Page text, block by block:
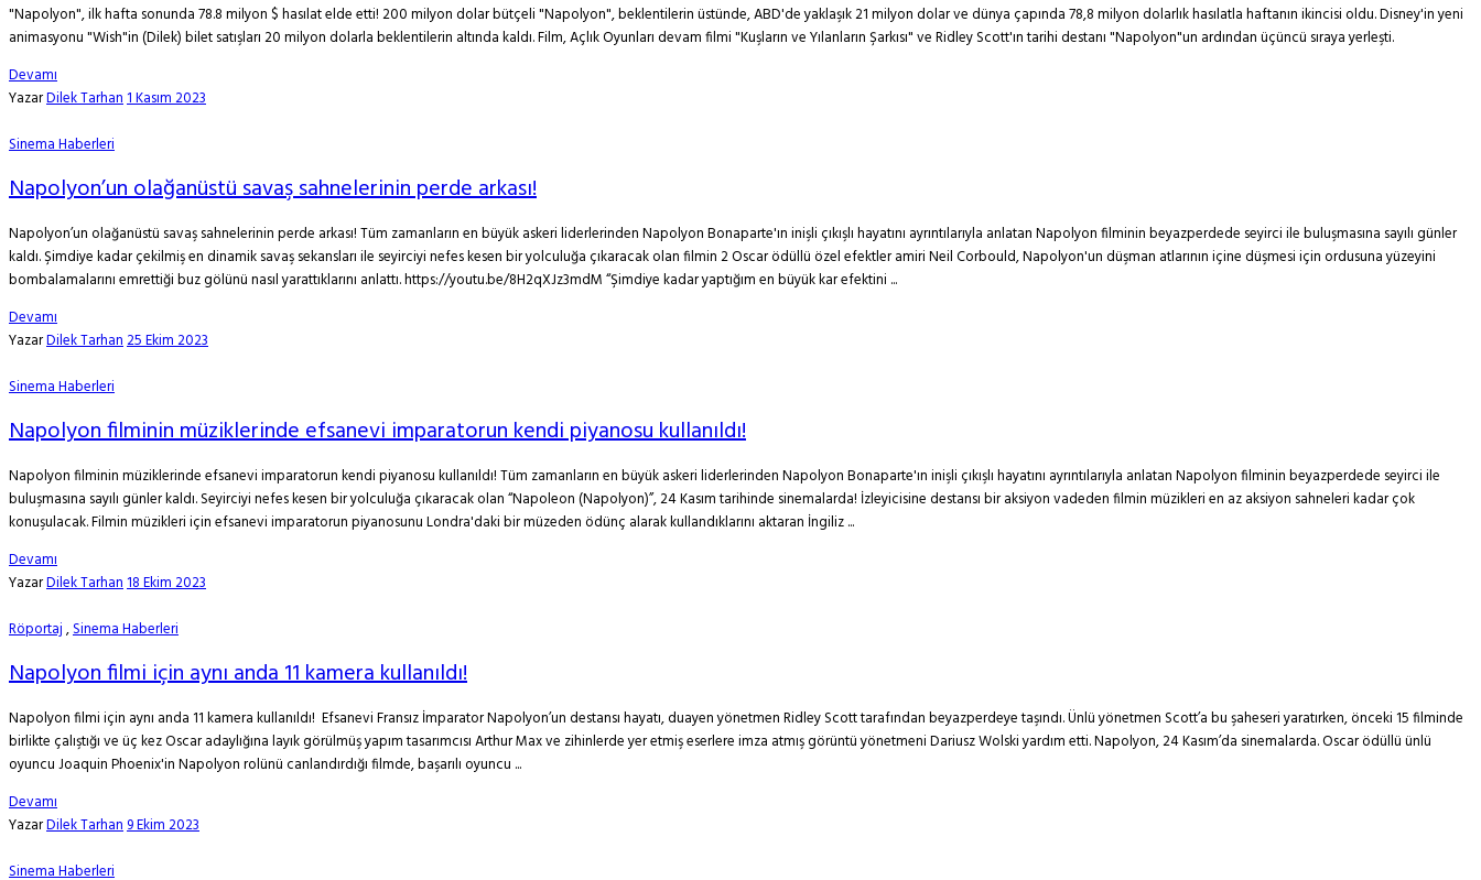
"Napolyon", ilk hafta sonunda 78.8 milyon $ hasılat elde etti! 200 milyon dolar bütçeli "Napolyon", beklentilerin üstünde, ABD'de yaklaşık 21 milyon dolar ve dünya çapında 78,8 milyon dolarlık hasılatla haftanın ikincisi oldu. Disney'in yeni
animasyonu "Wish"in (Dilek) bilet satışları 20 milyon dolarla beklentilerin altında kaldı. Film, Açlık Oyunları devam filmi "Kuşların ve Yılanların Şarkısı" ve Ridley Scott'ın tarihi destanı "Napolyon"un ardından üçüncü sıraya yerleşti.
Devamı
YazarDilek Tarhan1 Kasım 2023
Sinema Haberleri
Napolyon’un olağanüstü savaş sahnelerinin perde arkası!
Napolyon’un olağanüstü savaş sahnelerinin perde arkası! Tüm zamanların en büyük askeri liderlerinden Napolyon Bonaparte'ın inişli çıkışlı hayatını ayrıntılarıyla anlatan Napolyon filminin beyazperdede seyirci ile buluşmasına sayılı günler
kaldı. Şimdiye kadar çekilmiş en dinamik savaş sekansları ile seyirciyi nefes kesen bir yolculuğa çıkaracak olan filmin 2 Oscar ödüllü özel efektler amiri Neil Corbould, Napolyon'un düşman atlarının içine düşmesi için ordusuna yüzeyini
bombalamalarını emrettiği buz gölünü nasıl yarattıklarını anlattı. https://youtu.be/8H2qXJz3mdM “Şimdiye kadar yaptığım en büyük kar efektini ...
Devamı
YazarDilek Tarhan25 Ekim 2023
Sinema Haberleri
Napolyon filminin müziklerinde efsanevi imparatorun kendi piyanosu kullanıldı!
Napolyon filminin müziklerinde efsanevi imparatorun kendi piyanosu kullanıldı! Tüm zamanların en büyük askeri liderlerinden Napolyon Bonaparte'ın inişli çıkışlı hayatını ayrıntılarıyla anlatan Napolyon filminin beyazperdede seyirci ile
buluşmasına sayılı günler kaldı. Seyirciyi nefes kesen bir yolculuğa çıkaracak olan “Napoleon (Napolyon)”, 24 Kasım tarihinde sinemalarda! İzleyicisine destansı bir aksiyon vadeden filmin müzikleri en az aksiyon sahneleri kadar çok
konuşulacak. Filmin müzikleri için efsanevi imparatorun piyanosunu Londra'daki bir müzeden ödünç alarak kullandıklarını aktaran İngiliz ...
Devamı
YazarDilek Tarhan18 Ekim 2023
Röportaj,Sinema Haberleri
Napolyon filmi için aynı anda 11 kamera kullanıldı!
Napolyon filmi için aynı anda 11 kamera kullanıldı! Efsanevi Fransız İmparator Napolyon’un destansı hayatı, duayen yönetmen Ridley Scott tarafından beyazperdeye taşındı. Ünlü yönetmen Scott’a bu şaheseri yaratırken, önceki 15 filminde
birlikte çalıştığı ve üç kez Oscar adaylığına layık görülmüş yapım tasarımcısı Arthur Max ve zihinlerde yer etmiş eserlere imza atmış görüntü yönetmeni Dariusz Wolski yardım etti. Napolyon, 24 Kasım’da sinemalarda. Oscar ödüllü ünlü
oyuncu Joaquin Phoenix'in Napolyon rolünü canlandırdığı filmde, başarılı oyuncu ...
Devamı
YazarDilek Tarhan9 Ekim 2023
Sinema Haberleri